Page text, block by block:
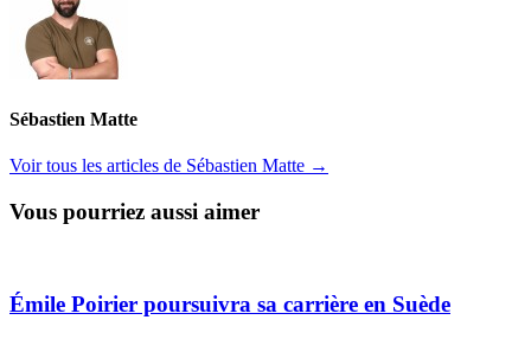
Sébastien Matte
Voir tous les articles de Sébastien Matte →
Vous pourriez aussi aimer
Émile Poirier poursuivra sa carrière en Suède